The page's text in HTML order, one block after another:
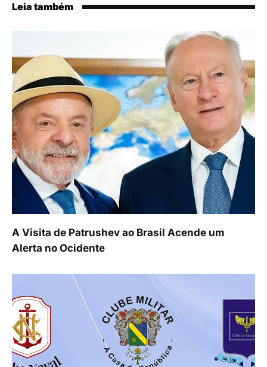
Leia também
A Visita de Patrushev ao Brasil Acende um
Alerta no Ocidente